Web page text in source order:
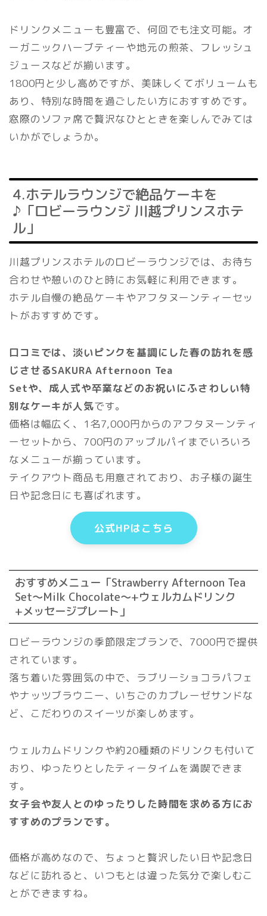
ドリンクメニューも豊富で、何回でも注文可能。オ
ーガニックハーブティーや地元の煎茶、フレッシュ
ジュースなどが揃います。
1800円と少し高めですが、美味しくてボリュームも
あり、特別な時間を過ごしたい方におすすめです。
窓際のソファ席で贅沢なひとときを楽しんでみては
いかがでしょうか。
4.ホテルラウンジで絶品ケーキを
♪「ロビーラウンジ 川越プリンスホテ
ル」
川越プリンスホテルのロビーラウンジでは、お待ち
合わせや憩いのひと時にお気軽に利用できます。
ホテル自慢の絶品ケーキやアフタヌーンティーセッ
トがおすすめです。
口コミでは、淡いピンクを基調にした春の訪れを感
じさせるSAKURA Afternoon Tea
Setや、成人式や卒業などのお祝いにふさわしい特
別なケーキが人気です。
価格は幅広く、1名7,000円からのアフタヌーンティ
ーセットから、700円のアップルパイまでいろいろ
なメニューが揃っています。
テイクアウト商品も用意されており、お子様の誕生
日や記念日にも喜ばれます。
公式HPはこちら
おすすめメニュー「Strawberry Afternoon Tea
Set～Milk Chocolate～+ウェルカムドリンク
+メッセージプレート」
ロビーラウンジの季節限定プランで、7000円で提供
されています。
落ち着いた雰囲気の中で、ラブリーショコラパフェ
やナッツブラウニー、いちごのカプレーゼサンドな
ど、こだわりのスイーツが楽しめます。
ウェルカムドリンクや約20種類のドリンクも付いて
おり、ゆったりとしたティータイムを満喫できま
す。
女子会や友人とのゆったりした時間を求める方にお
すすめのプランです。
価格が高めなので、ちょっと贅沢したい日や記念日
などに訪れると、いつもとは違った気分で楽しむこ
とができますね。